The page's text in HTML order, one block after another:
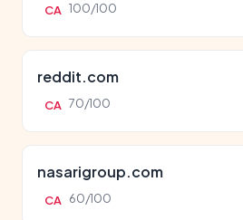
CA 100/100
reddit.com
CA 70/100
nasarigroup.com
CA 60/100